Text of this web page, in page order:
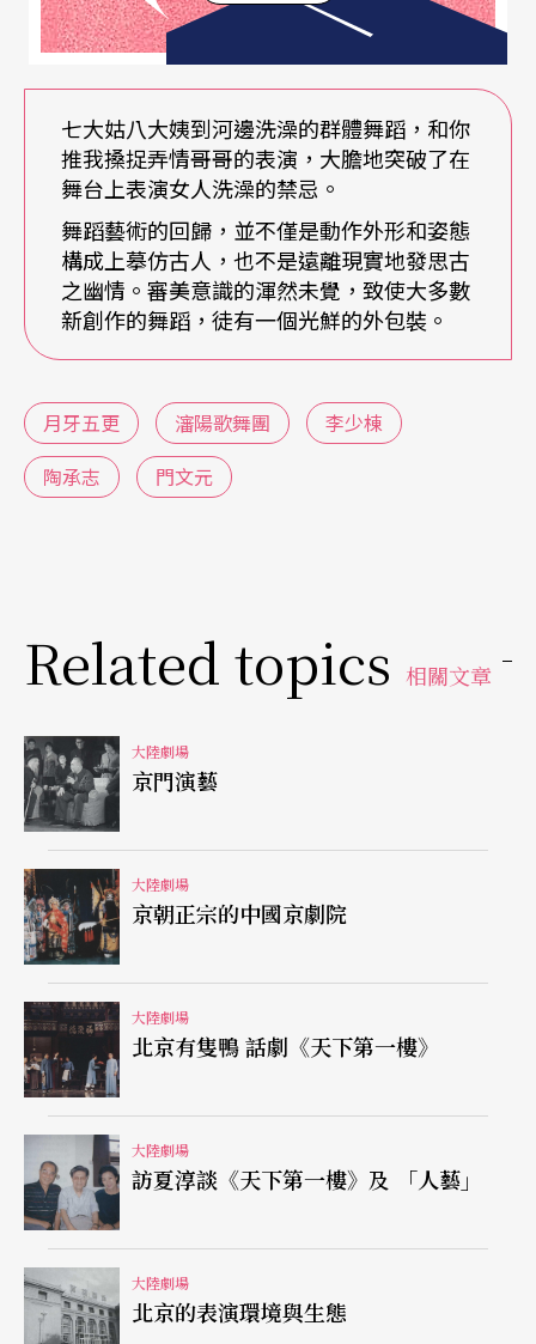
序幕中高台上赤裸上身的漢子，或許不那麼儒雅，
不那麼俊美，但身材墩實健壯，動作帶棱帶角，展
現的是關東漢子的臂力與血性。〈盼子〉場景中結
伴而行的孩子媽們，一個個喜孜孜地腆著大肚子，
從身段造型來說或許是醜的，然而對新生命的孕育
來說，卻是美麗而神聖的。在〈盼夫〉中，盲妹失
卻了明淨的眸子，關閉了心靈的窗戶，然而那發自
深心的思量與捨命相求的情愛，猶如火紅的蠟燭，
勝似暖心的熱酒。甚至光棍漢晝思夜想、夢寐以求
的俊姑娘，也不是那種柔弱嬌媚的美女，而是一個
姣好壯實的女性……正是這未經矯飾的自然美，帶
著生活本身的粗礪與鮮活，表現了關東大地樸實的
藉秧歌扭出火辣的熱情
正如每個民族都有自己的語言一樣，每個民族都有
自己的舞蹈。人們用動作、姿勢、表情在一定的節
律和空間範圍裡連續運動，表達自己的情緒和願
望，娛神或自娛。但不同的動作、不同的舞姿，尤
其是那些帶典型表徵的姿態、動作，呈現出不同的
舞蹈意識，不同的文化心理，反映出不同的審美情
趣，表現了不同的地域氣息。
《月牙五更》的舞蹈語彙，雖然比較龐雜，但最主
要的舞蹈動作，尤其是群舞的動作，基本上是從秧
歌中衍化出來的。秧歌本是北方漢民族群衆在年節
或迎神賽會時的舞隊形式，一般都稱爲扭秧歌，因
爲秧歌的主要特徵就是「扭」，它以軀體、雙臂大
幅度地扭動和各種步態來表達舞者的思緒與情感。
《月牙五更》深得這種扮相醜怪、動作誇張的民間
舞蹈的韻味，使火爆與滑稽、嚴肅與戲謔得到較好
七大姑八大姨到河邊洗澡的群體舞蹈，和你
推我搡捉弄情哥哥的表演，大膽地突破了在
舞台上表演女人洗澡的禁忌。
舞蹈藝術的回歸，並不僅是動作外形和姿態
構成上摹仿古人，也不是遠離現實地發思古
之幽情。審美意識的渾然未覺，致使大多數
新創作的舞蹈，徒有一個光鮮的外包裝。
月牙五更 瀋陽歌舞團
李少棟
陶承志
門文元
Related topics 相關文章
大陸劇場
京門演藝
大陸劇場
京朝正宗的中國京劇院
大陸劇場
北京有隻鴨 話劇《天下第一樓》
大陸劇場
訪夏淳談《天下第一樓》及 「人藝」
大陸劇場
北京的表演環境與生態